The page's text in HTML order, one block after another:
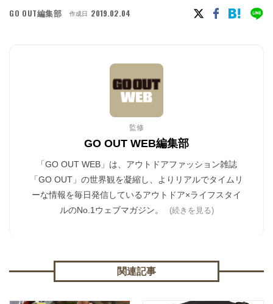
GO OUT編集部 作成日 2019.02.04
監修
GO OUT WEB編集部
「GO OUT WEB」は、アウトドアファッション雑誌
「GO OUT」の世界観を凝縮し、よりリアルでタイムリ
ーな情報を毎日発信しているアウトドア×ライフスタイ
ルのNo.1ウェブマガジン。
(続きを見る)
関連記事